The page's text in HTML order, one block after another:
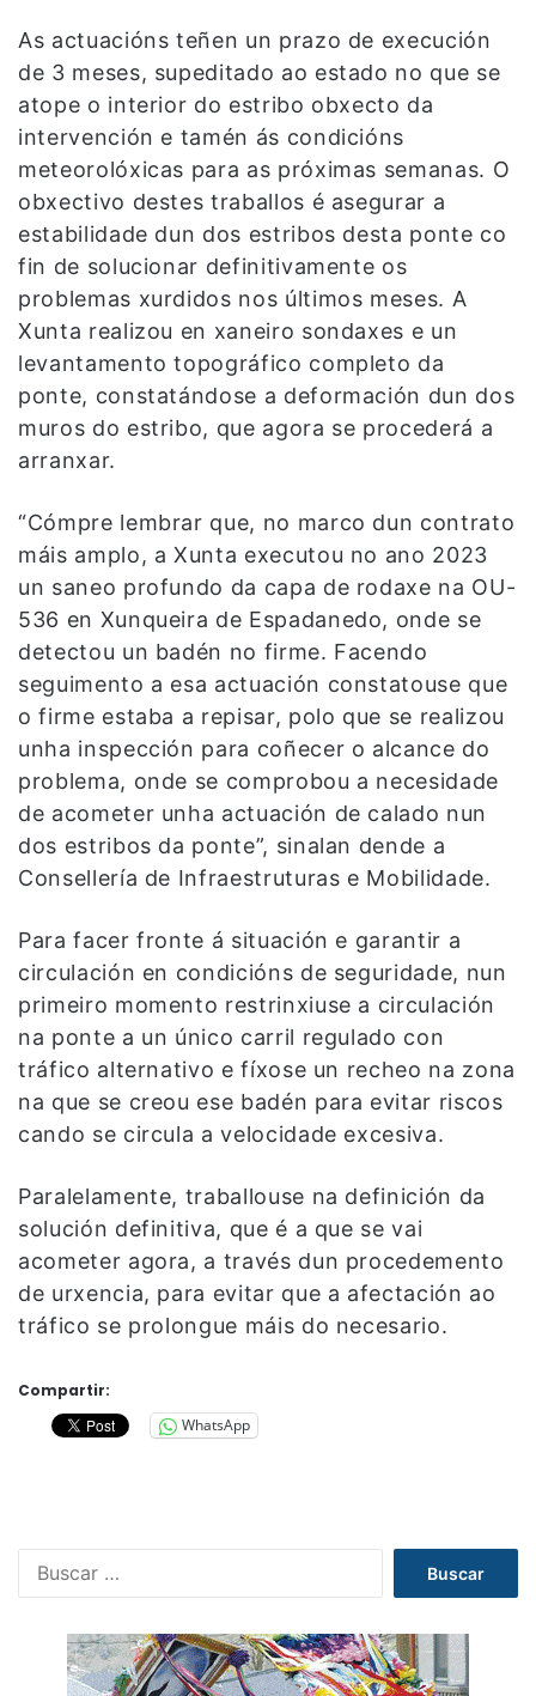
As actuacións teñen un prazo de execución
de 3 meses, supeditado ao estado no que se
atope o interior do estribo obxecto da
intervención e tamén ás condicións
meteorolóxicas para as próximas semanas. O
obxectivo destes traballos é asegurar a
estabilidade dun dos estribos desta ponte co
fin de solucionar definitivamente os
problemas xurdidos nos últimos meses. A
Xunta realizou en xaneiro sondaxes e un
levantamento topográfico completo da
ponte, constatándose a deformación dun dos
muros do estribo, que agora se procederá a
arranxar.
“Cómpre lembrar que, no marco dun contrato
máis amplo, a Xunta executou no ano 2023
un saneo profundo da capa de rodaxe na OU-
536 en Xunqueira de Espadanedo, onde se
detectou un badén no firme. Facendo
seguimento a esa actuación constatouse que
o firme estaba a repisar, polo que se realizou
unha inspección para coñecer o alcance do
problema, onde se comprobou a necesidade
de acometer unha actuación de calado nun
dos estribos da ponte”, sinalan dende a
Consellería de Infraestruturas e Mobilidade.
Para facer fronte á situación e garantir a
circulación en condicións de seguridade, nun
primeiro momento restrinxiuse a circulación
na ponte a un único carril regulado con
tráfico alternativo e fíxose un recheo na zona
na que se creou ese badén para evitar riscos
cando se circula a velocidade excesiva.
Paralelamente, traballouse na definición da
solución definitiva, que é a que se vai
acometer agora, a través dun procedemento
de urxencia, para evitar que a afectación ao
tráfico se prolongue máis do necesario.
Compartir:
WhatsApp
c
a
r